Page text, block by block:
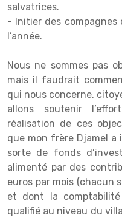
salvatrices.
- Initier des
l’année.
Nous ne sommes pas
mais il faudrait
qui nous concerne,
allons soutenir
réalisation de ces
que mon frère Djamel a
sorte de fonds
alimenté par des
euros par mois (chacun
et dont la
qualifié au niveau du